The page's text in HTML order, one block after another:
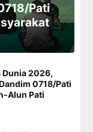
Pati
Dunia 2026,
0718/Pati
Alun Pati